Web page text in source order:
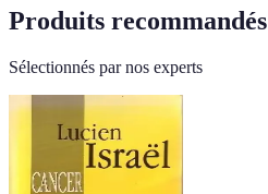
Produits recommandés
Sélectionnés par nos experts